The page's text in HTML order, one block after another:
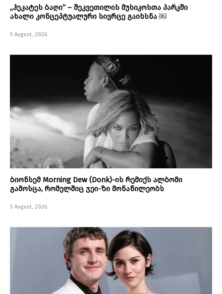
„ჰეკატეს ბაღი“ – შეკვეთილის მუსიკოსთა პარკში
ახალი კონცეპტუალური სივრცე გაიხსნა ￼
5 August, 2026
ბიონსემ Morning Dew (Donk)-ის რემიქს ალბომი
გამოსცა, რომელშიც ჯეი-ზი მონაწილეობს
5 August, 2026